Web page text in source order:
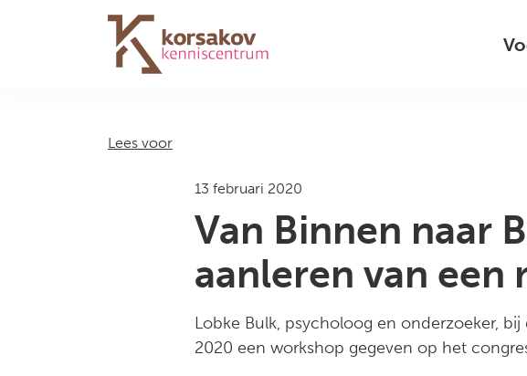
Navigation
Lees voor
13 februari 2020
Van Binnen naar
aanleren van een
Lobke Bulk, psycholoog en onderzoeker,
2020 een workshop gegeven op het